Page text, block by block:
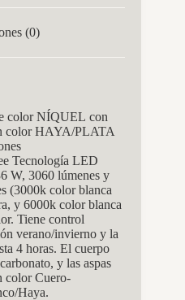
(0)
color NÍQUEL con
color HAYA/PLATA
Tecnología LED
W, 3060 lúmenes y
(3000k color blanca
y 6000k color blanca
Tiene control
verano/invierno y la
4 horas. El cuerpo
y las aspas
color Cuero-
Haya.